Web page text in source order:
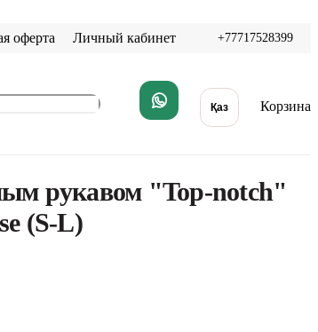
оферта Личный кабинет +77717528399
Қаз Корзина
рукавом "Top-notch"
(S-L)